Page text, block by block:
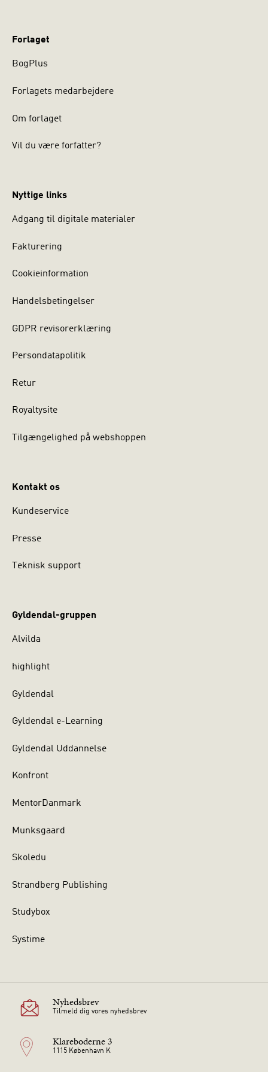
Forlaget
BogPlus
Forlagets medarbejdere
Om forlaget
Vil du være forfatter?
Nyttige links
Adgang til digitale materialer
Fakturering
Cookieinformation
Handelsbetingelser
GDPR revisorerklæring
Persondatapolitik
Retur
Royaltysite
Tilgængelighed på webshoppen
Kontakt os
Kundeservice
Presse
Teknisk support
Gyldendal-gruppen
Alvilda
highlight
Gyldendal
Gyldendal e-Learning
Gyldendal Uddannelse
Konfront
MentorDanmark
Munksgaard
Skoledu
Strandberg Publishing
Studybox
Systime
Nyhedsbrev
Tilmeld dig vores nyhedsbrev
Klareboderne 3
1115 København K